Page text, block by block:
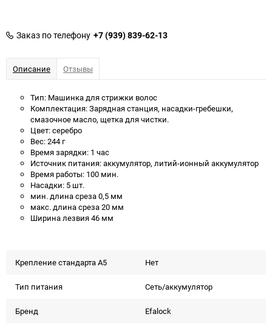
Заказ по телефону +7 (939) 839-62-13
Описание Отзывы
Тип: Машинка для стрижки волос
Комплектация: Зарядная станция, насадки-гребешки,
смазочное масло, щетка для чистки.
Цвет: серебро
Вес: 244 г
Время зарядки: 1 час
Источник питания: аккумулятор, литий-ионный аккумулятор
Время работы: 100 мин.
Насадки: 5 шт.
мин. длина среза 0,5 мм
макс. длина среза 20 мм
Ширина лезвия 46 мм
Крепление стандарта А5 Нет
Тип питания Сеть/аккумулятор
Бренд Efalock